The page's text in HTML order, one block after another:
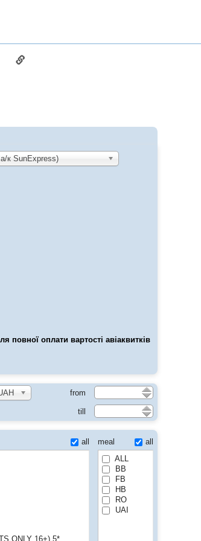
к SunExpress)
повної оплати вартості авіаквитків
from
till
all
ONLY 16+) 5*
meal
all
ALL
BB
FB
HB
RO
UAI